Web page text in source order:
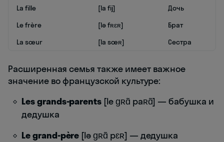
La fille
[la fij]
Дочь
Le frère
[lə fʀɛʀ]
Брат
La sœur
[la sœʀ] Сестра
Расширенная семья также имеет важное
значение во французской культуре:
Les grands-parents [le ɡʀɑ̃ paʀɑ̃] — бабушка и
дедушка
Le grand-père [lə ɡʀɑ̃ pɛʀ] — дедушка